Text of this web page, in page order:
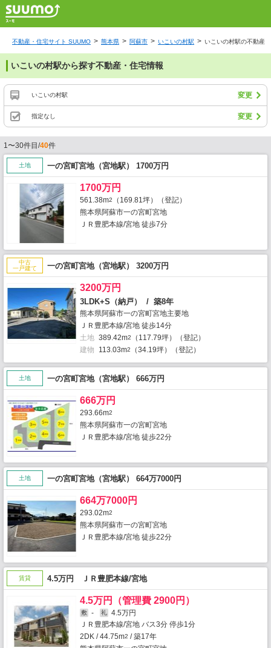
不動産・住宅サイト SUUMO 熊本県 阿蘇市 いこいの村駅 いこいの村駅の不動産
いこいの村駅から探す不動産・住宅情報
いこいの村駅 変更
指定なし 変更
1〜30件目/40件
土地 一の宮町宮地（宮地駅） 1700万円
1700万円
561.38m2
（169.81坪）（登記）
熊本県阿蘇市一の宮町宮地
ＪＲ豊肥本線/宮地 徒歩7分
中古
一戸建て
一の宮町宮地（宮地駅） 3200万円
3200万円
3LDK+S（納戸） / 築8年
熊本県阿蘇市一の宮町宮地主要地
ＪＲ豊肥本線/宮地 徒歩14分
土地 389.42m2
（117.79坪）（登記）
建物
113.03m2 （34.19坪）（登記）
土地 一の宮町宮地（宮地駅） 666万円
666万円
293.66m2
熊本県阿蘇市一の宮町宮地
ＪＲ豊肥本線/宮地 徒歩22分
土地 一の宮町宮地（宮地駅） 664万7000円
664万7000円
293.02m2
熊本県阿蘇市一の宮町宮地
ＪＲ豊肥本線/宮地 徒歩22分
賃貸 4.5万円 ＪＲ豊肥本線/宮地
4.5万円（管理費 2900円）
敷 - 礼
4.5万円
ＪＲ豊肥本線/宮地 バス3分 停歩1分
2DK / 44.75m2 / 築17年